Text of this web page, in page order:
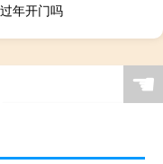
年开门吗
☚